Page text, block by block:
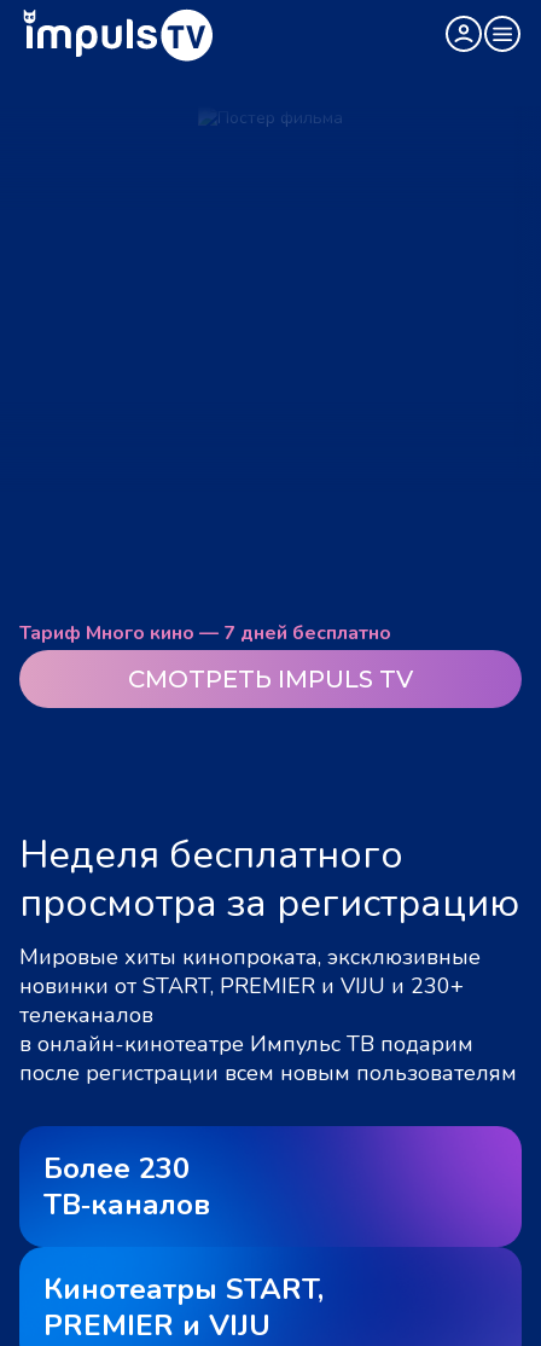
Тариф Много кино — 7 дней бесплатно
СМОТРЕТЬ IMPULS TV
Неделя бесплатного
просмотра за регистрацию
Мировые хиты кинопроката, эксклюзивные
новинки от START, PREMIER и VIJU и 230+
телеканалов
в онлайн-кинотеатре Импульс ТВ подарим
после регистрации всем новым пользователям
Более 230
ТВ‑каналов
Кинотеатры START,
PREMIER и VIJU